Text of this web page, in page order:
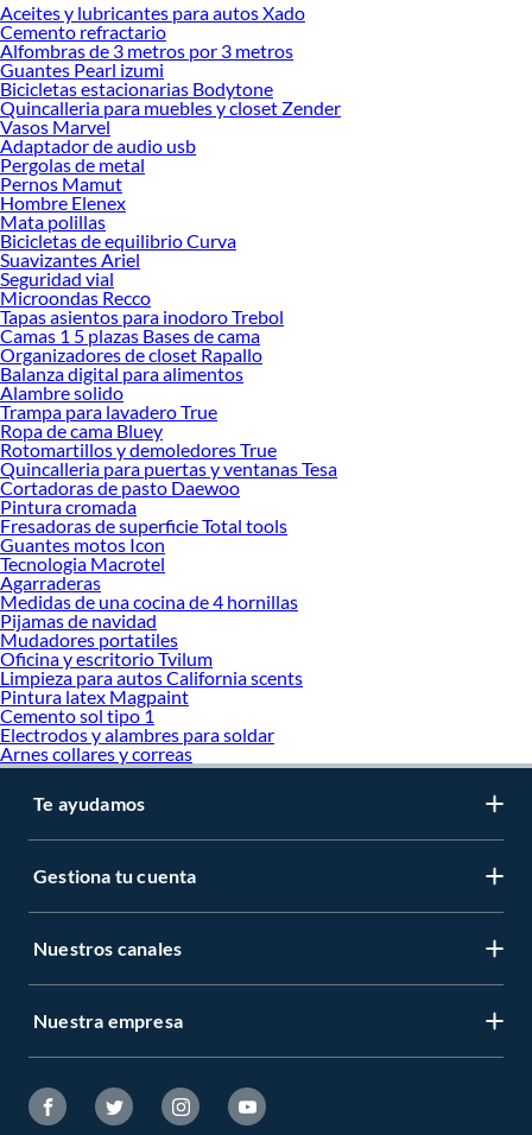
líneas limpias y modernas. Esta diversidad permite que cada usuario encuentre
una opción que se ajuste tanto a su espacio como a su estilo de vida.
Al momento de comparar, es importante considerar el tamaño del televisor, el
espacio disponible y el tipo de almacenamiento que necesitas. Las mesas para TV
baratas ofrecen soluciones prácticas sin comprometer la estética. Además,
muchas de ellas están fabricadas con materiales resistentes y fáciles de limpiar, lo
que las convierte en una inversión inteligente para el hogar.
¿Buscas una opción compacta para un departamento pequeño o una mesa
amplia para tu sala principal? Descubre cuál se adapta mejor a ti explorando las
distintas colecciones disponibles. Encontrar el equilibrio entre funcionalidad y
diseño nunca fue tan sencillo.
Conoce más sobre sus beneficios y elige la mesa para TV que mejor se alinee con
tu estilo y necesidades. Navega por nuestras opciones y encuentra inspiración
para renovar tu espacio con un toque moderno y organizado.
Complementa tu compra con estos productos:
Muebles para TV
Centro de entretenimiento
Combos Muebles de TV
Panel TV
Aceites y lubricantes para autos Xado
Cemento refractario
Alfombras de 3 metros por 3 metros
Guantes Pearl izumi
Bicicletas estacionarias Bodytone
Quincalleria para muebles y closet Zender
Vasos Marvel
Adaptador de audio usb
Pergolas de metal
Pernos Mamut
Hombre Elenex
Mata polillas
Bicicletas de equilibrio Curva
Suavizantes Ariel
Seguridad vial
Microondas Recco
Tapas asientos para inodoro Trebol
Camas 1 5 plazas Bases de cama
Organizadores de closet Rapallo
Balanza digital para alimentos
Alambre solido
Trampa para lavadero True
Ropa de cama Bluey
Rotomartillos y demoledores True
Quincalleria para puertas y ventanas Tesa
Cortadoras de pasto Daewoo
Pintura cromada
Fresadoras de superficie Total tools
Guantes motos Icon
Tecnologia Macrotel
Agarraderas
Medidas de una cocina de 4 hornillas
Pijamas de navidad
Mudadores portatiles
Oficina y escritorio Tvilum
Limpieza para autos California scents
Pintura latex Magpaint
Cemento sol tipo 1
Electrodos y alambres para soldar
Arnes collares y correas
Te ayudamos
Gestiona tu cuenta
Nuestros canales
Nuestra empresa